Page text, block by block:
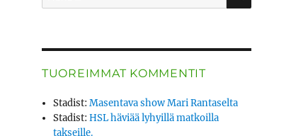
TUOREIMMAT KOMMENTIT
Stadist:Masentava show Mari Rantaselta
Stadist:HSL häviää lyhyillä matkoilla
takseille.